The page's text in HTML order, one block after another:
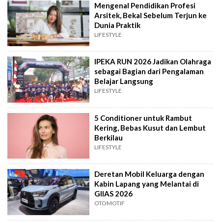
Mengenal Pendidikan Profesi
Arsitek, Bekal Sebelum Terjun ke
Dunia Praktik
LIFESTYLE
IPEKA RUN 2026 Jadikan Olahraga
sebagai Bagian dari Pengalaman
Belajar Langsung
LIFESTYLE
5 Conditioner untuk Rambut
Kering, Bebas Kusut dan Lembut
Berkilau
LIFESTYLE
Deretan Mobil Keluarga dengan
Kabin Lapang yang Melantai di
GIIAS 2026
OTOMOTIF